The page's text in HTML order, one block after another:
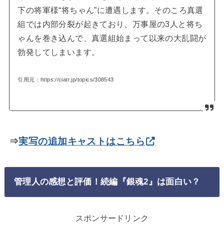
下の将軍様“将ちゃん”に遭遇します。そのころ真選
組では内部分裂が起きており、万事屋の3人と将ち
ゃんを巻き込んで、真選組始まって以来の大乱闘が
勃発してしまいます。
引用元：https://ciatr.jp/topics/308543
⇒実写の追加キャストはこちら
管理人の感想と評価！続編『銀魂2』は面白い？
スポンサードリンク